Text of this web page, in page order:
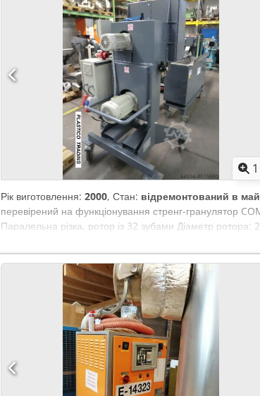
1
Рік виготовлення: 2000, Стан: відремонтований в
перевірений на функціонування стренг-гранулятор
Паралельна різка, ротор із 32 зубами Діаметр
ротора – 4 кВт 1x для подаючого валка – 1,5 кВт із
можливий найближчим часом за домовленістю. У нас
класифікаційні сита зі складу. Dodpoiyyc Eefx Am
(водокільцева, гарячий різ, а також підводна грануляція).